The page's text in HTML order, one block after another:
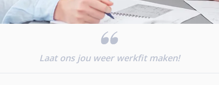
Laat ons jou weer werkfit maken!